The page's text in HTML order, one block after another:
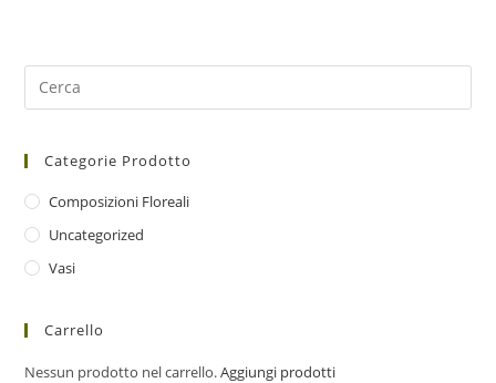
Categorie Prodotto
Composizioni Floreali
Uncategorized
Vasi
Carrello
Nessun prodotto nel carrello.Aggiungi prodotti